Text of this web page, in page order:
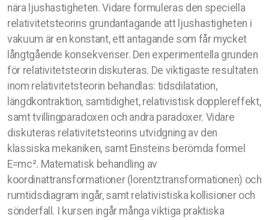
nära ljushastigheten. Vidare formuleras den speciella
relativitetsteorins grundantagande att ljushastigheten i
vakuum är en konstant, ett antagande som får mycket
långtgående konsekvenser. Den experimentella grunden
för relativitetsteorin diskuteras. De viktigaste resultaten
inom relativitetsteorin behandlas: tidsdilatation,
längdkontraktion, samtidighet, relativistisk dopplereffekt,
samt tvillingparadoxen och andra paradoxer. Vidare
diskuteras relativitetsteorins utvidgning av den
klassiska mekaniken, samt Einsteins berömda formel
E=mc². Matematisk behandling av
koordinattransformationer (lorentztransformationen) och
rumtidsdiagram ingår, samt relativistiska kollisioner och
sönderfall. I kursen ingår många viktiga praktiska